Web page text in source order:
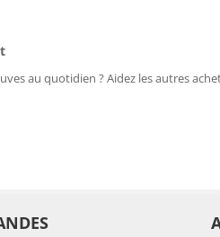
au quotidien ? Aidez les autres